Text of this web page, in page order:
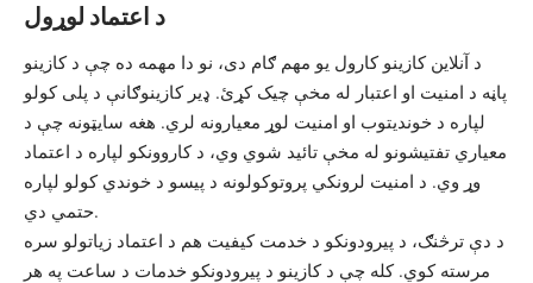
د اعتماد لوړول
د آنلاین کازینو کارول یو مهم ګام دی، نو دا مهمه ده چې د کازینو
پاڼه د امنیت او اعتبار له مخې چیک کړئ. ډیر کازینوګانې د پلی کولو
لپاره د خوندیتوب او امنیت لوړ معیارونه لري. هغه سایټونه چې د
معیاري تفتیشونو له مخې تائید شوي وي، د کاروونکو لپاره د اعتماد
وړ وي. د امنیت لرونکي پروتوکولونه د پیسو د خوندي کولو لپاره
حتمي دي.
د دې ترڅنګ، د پیرودونکو د خدمت کیفیت هم د اعتماد زیاتولو سره
مرسته کوي. کله چې د کازینو د پیرودونکو خدمات د ساعت په هر